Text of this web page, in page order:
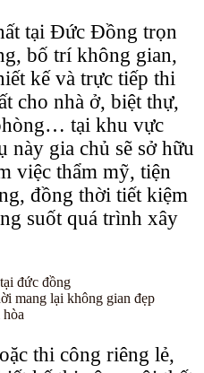
tại Đức Đồng trọn
bố trí không gian,
kế và trực tiếp thi
cho nhà ở, biệt thự,
tại khu vực
gia chủ sẽ sở hữu
việc thẩm mỹ, tiện
đồng thời tiết kiệm
suốt quá trình xây
mang lại không gian đẹp
hòa
thi công riêng lẻ,